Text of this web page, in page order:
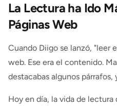
La Lectura ha Ido
Páginas Web
Cuando Diigo se lanzó, "leer
web. Ese era el contenido.
destacabas algunos párrafos,
Hoy en día, la vida de lectura